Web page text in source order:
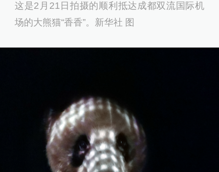
这是2月21日拍摄的顺利抵达成都双流国际机
场的大熊猫“香香”。新华社 图